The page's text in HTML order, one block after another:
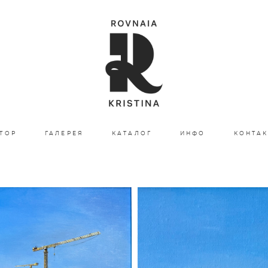
ГАЛЕРЕЯ КАТАЛОГ ИНФО